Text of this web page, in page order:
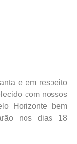
e em respeito
com nossos
Horizonte bem
nos dias 18